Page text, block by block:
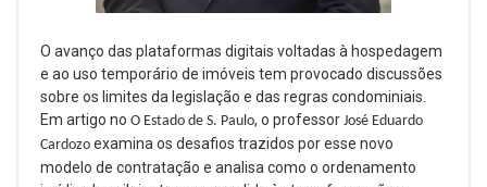
O avanço das plataformas digitais voltadas à hospedagem
e ao uso temporário de imóveis tem provocado discussões
sobre os limites da legislação e das regras condominiais.
Em artigo no O Estado de S. Paulo, o professor José Eduardo
Cardozo examina os desafios trazidos por esse novo
modelo de contratação e analisa como o ordenamento